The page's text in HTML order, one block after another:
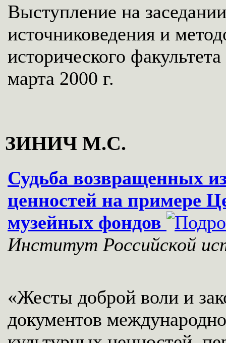
Выступление на
источниковедения и
исторического
марта 2000 г.
ЗИНИЧ М.С.
Судьба возвращенных
ценностей на примере
музейных фондов
Институт Российской
«Жесты доброй воли и
документов